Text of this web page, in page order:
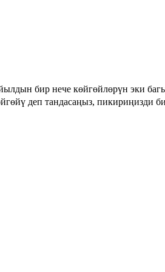
бир нече көйгөйлөрүн эки
деп тандасаңыз, пикириңизди